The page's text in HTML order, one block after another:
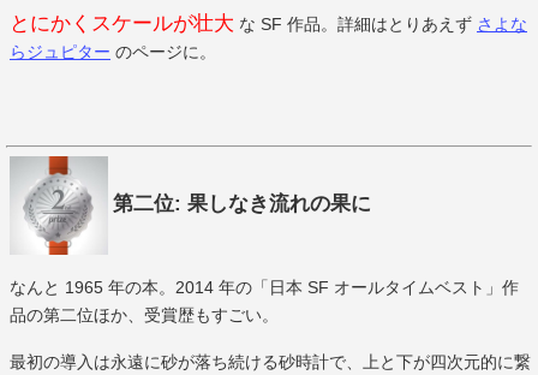
とにかくスケールが壮大 な SF 作品。詳細はとりあえず さよな
らジュピター のページに。
第二位: 果しなき流れの果に
なんと 1965 年の本。2014 年の「日本 SF オールタイムベスト」作
品の第二位ほか、受賞歴もすごい。
最初の導入は永遠に砂が落ち続ける砂時計で、上と下が四次元的に繋